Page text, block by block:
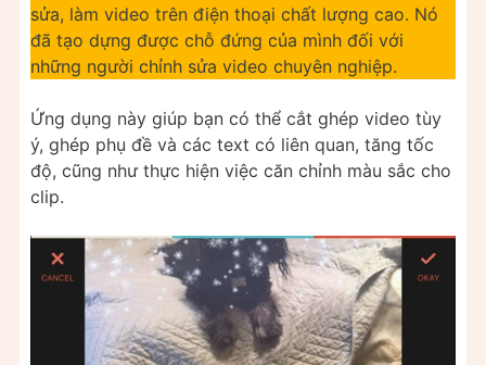
sửa, làm video trên điện thoại chất lượng cao. Nó
đã tạo dựng được chỗ đứng của mình đối với
những người chỉnh sửa video chuyên nghiệp.
Ứng dụng này giúp bạn có thể cắt ghép video tùy
ý, ghép phụ đề và các text có liên quan, tăng tốc
độ, cũng như thực hiện việc căn chỉnh màu sắc cho
clip.